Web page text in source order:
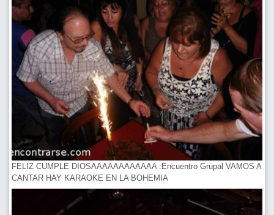
FELIZ CUMPLE DIOSAAAAAAAAAAAA :Encuentro Grupal VAMOS A
CANTAR HAY KARAOKE EN LA BOHEMIA